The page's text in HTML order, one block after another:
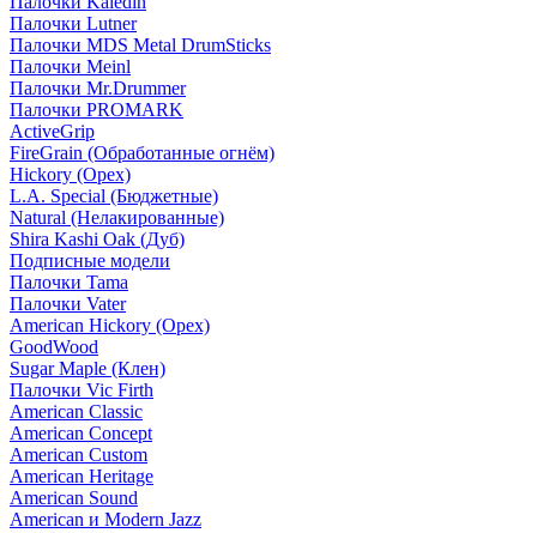
Палочки Lutner
Палочки MDS Metal DrumSticks
Палочки Meinl
Палочки Mr.Drummer
Палочки PROMARK
ActiveGrip
FireGrain (Обработанные огнём)
Hickory (Орех)
L.A. Special (Бюджетные)
Natural (Нелакированные)
Shira Kashi Oak (Дуб)
Подписные модели
Палочки Tama
Палочки Vater
American Hickory (Орех)
GoodWood
Sugar Maple (Клен)
Палочки Vic Firth
American Classic
American Concept
American Custom
American Heritage
American Sound
American и Modern Jazz